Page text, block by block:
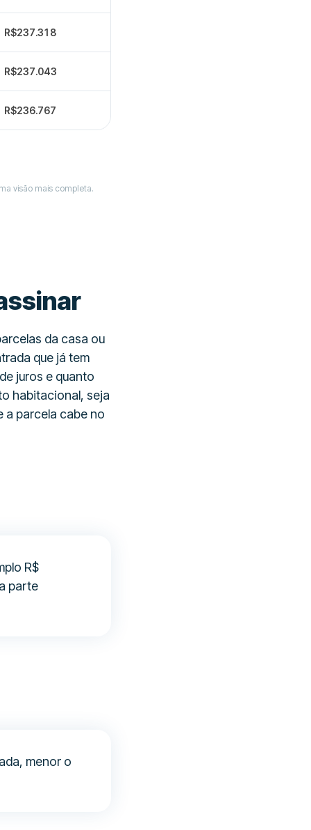
R$237.318
R$237.043
R$236.767
visão mais completa.
da casa ou
que já tem
juros e quanto
habitacional, seja
a parcela cabe no
R$
parte
menor o